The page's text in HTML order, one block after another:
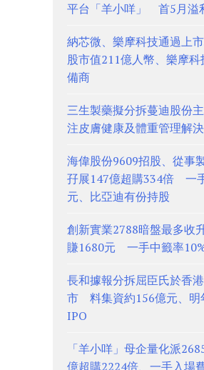
平台「羊小咩」 首5月溢
納芯微、樂摩科技通過上
股市值211億人幣、樂摩
備商
三生製藥擬分拆蔓迪股份
注皮膚健康及體重管理解
海偉股份9609招股、從事
孖展147億超購334倍 一
元、比亞迪有份持股
創新實業2788暗盤最多收
賺1680元 一手中籤率
長和據報分拆屈臣氏於香
市 料集資約156億元、明
IPO
「羊小咩」母企量化派
億超購2224倍、一手入場